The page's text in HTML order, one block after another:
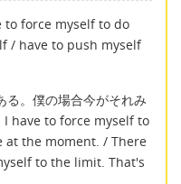
to force myself to do
/ have to push myself
る。僕の場合今がそれみ
have to force myself to
at the moment. / There
to the limit. That's